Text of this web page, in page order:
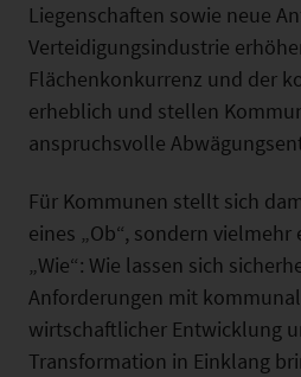
Liegenschaften sowie neue
Verteidigungsindustrie
Flächenkonkurrenz und der
erheblich und stellen
anspruchsvolle
Für Kommunen stellt sich
eines „Ob“, sondern vielmehr
„Wie“: Wie lassen sich
Anforderungen mit
wirtschaftlicher Entwicklung
Transformation in Einklang